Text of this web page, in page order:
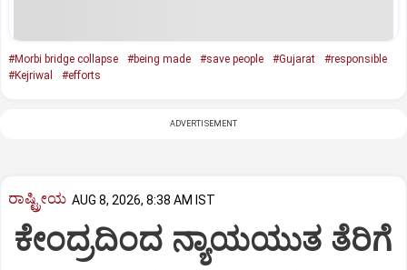
#Morbi bridge collapse #being made #save people #Gujarat
#responsible
#Kejriwal
#efforts
ADVERTISEMENT
ರಾಷ್ಟ್ರೀಯ AUG 8, 2026, 8:38 AM IST
ಕೇಂದ್ರದಿಂದ ನ್ಯಾಯಯುತ ತೆರಿಗೆ